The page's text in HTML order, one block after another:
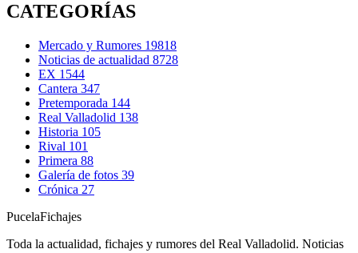
CATEGORÍAS
Mercado y Rumores 19818
Noticias de actualidad 8728
EX 1544
Cantera 347
Pretemporada 144
Real Valladolid 138
Historia 105
Rival 101
Primera 88
Galería de fotos 39
Crónica 27
PucelaFichajes
Toda la actualidad, fichajes y rumores del Real Valladolid. Noticias